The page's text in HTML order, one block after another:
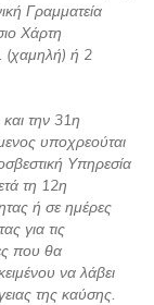
Γραμματεία
Χάρτη
(χαμηλή) ή 2
την 31η
υποχρεούται
Υπηρεσία
τη 12η
ή σε ημέρες
για τις
που θα
να λάβει
της καύσης.